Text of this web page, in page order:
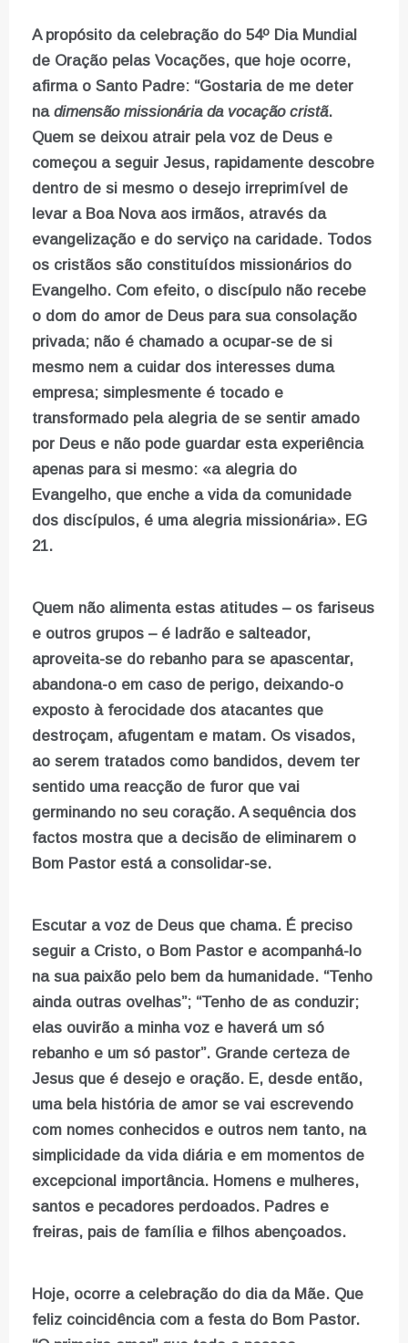
A propósito da celebração do 54º Dia Mundial
de Oração pelas Vocações, que hoje ocorre,
afirma o Santo Padre: “Gostaria de me deter
na dimensão missionária da vocação cristã.
Quem se deixou atrair pela voz de Deus e
começou a seguir Jesus, rapidamente descobre
dentro de si mesmo o desejo irreprimível de
levar a Boa Nova aos irmãos, através da
evangelização e do serviço na caridade. Todos
os cristãos são constituídos missionários do
Evangelho. Com efeito, o discípulo não recebe
o dom do amor de Deus para sua consolação
privada; não é chamado a ocupar-se de si
mesmo nem a cuidar dos interesses duma
empresa; simplesmente é tocado e
transformado pela alegria de se sentir amado
por Deus e não pode guardar esta experiência
apenas para si mesmo: «a alegria do
Evangelho, que enche a vida da comunidade
dos discípulos, é uma alegria missionária». EG
21.
Quem não alimenta estas atitudes – os fariseus
e outros grupos – é ladrão e salteador,
aproveita-se do rebanho para se apascentar,
abandona-o em caso de perigo, deixando-o
exposto à ferocidade dos atacantes que
destroçam, afugentam e matam. Os visados,
ao serem tratados como bandidos, devem ter
sentido uma reacção de furor que vai
germinando no seu coração. A sequência dos
factos mostra que a decisão de eliminarem o
Bom Pastor está a consolidar-se.
Escutar a voz de Deus que chama. É preciso
seguir a Cristo, o Bom Pastor e acompanhá-lo
na sua paixão pelo bem da humanidade. “Tenho
ainda outras ovelhas”; “Tenho de as conduzir;
elas ouvirão a minha voz e haverá um só
rebanho e um só pastor”. Grande certeza de
Jesus que é desejo e oração. E, desde então,
uma bela história de amor se vai escrevendo
com nomes conhecidos e outros nem tanto, na
simplicidade da vida diária e em momentos de
excepcional importância. Homens e mulheres,
santos e pecadores perdoados. Padres e
freiras, pais de família e filhos abençoados.
Hoje, ocorre a celebração do dia da Mãe. Que
feliz coincidência com a festa do Bom Pastor.